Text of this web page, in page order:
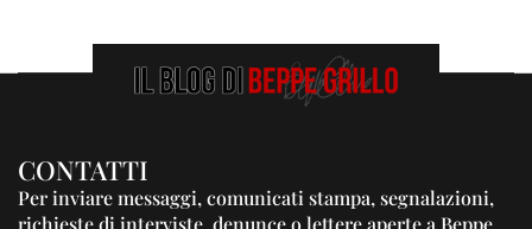
CONTATTI
Per inviare messaggi, comunicati stampa, segnalazioni,